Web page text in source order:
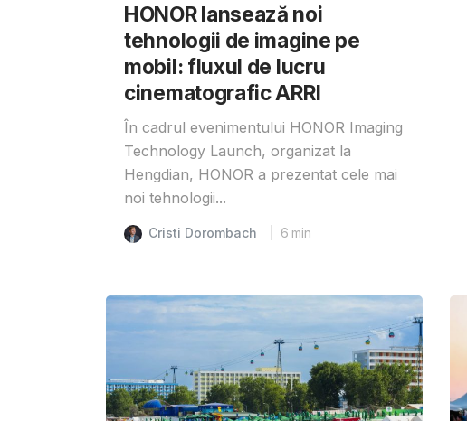
HONOR lansează noi
tehnologii de imagine pe
mobil: fluxul de lucru
cinematografic ARRI
În cadrul evenimentului HONOR Imaging
Technology Launch, organizat la
Hengdian, HONOR a prezentat cele mai
noi tehnologii...
Cristi Dorombach 6 min